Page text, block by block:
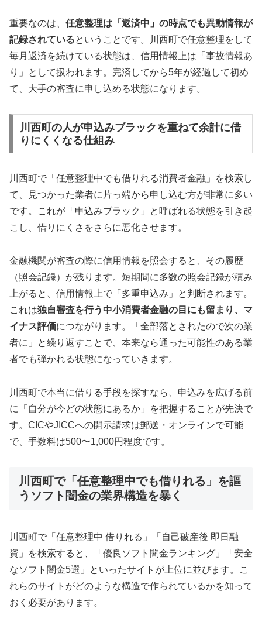
重要なのは、 任意整理は「返済中」の時点でも異動情報が
記録されているということです。川西町で任意整理をして
毎月返済を続けている状態は、信用情報上は「事故情報あ
り」として扱われます。完済してから5年が経過して初め
て、大手の審査に申し込める状態になります。
川西町の人が申込みブラックを重ねて余計に借
りにくくなる仕組み
川西町で「任意整理中でも借りれる消費者金融」を検索し
て、見つかった業者に片っ端から申し込む方が非常に多い
です。これが「申込みブラック」と呼ばれる状態を引き起
こし、借りにくさをさらに悪化させます。
金融機関が審査の際に信用情報を照会すると、その履歴
（照会記録）が残ります。短期間に多数の照会記録が積み
上がると、信用情報上で「多重申込み」と判断されます。
これは独自審査を行う中小消費者金融の目にも留まり、マ
イナス評価につながります。「全部落とされたので次の業
者に」と繰り返すことで、本来なら通った可能性のある業
者でも弾かれる状態になっていきます。
川西町で本当に借りる手段を探すなら、申込みを広げる前
に「自分が今どの状態にあるか」を把握することが先決で
す。CICやJICCへの開示請求は郵送・オンラインで可能
で、手数料は500〜1,000円程度です。
川西町で「任意整理中でも借りれる」を謳
うソフト闇金の業界構造を暴く
川西町で「任意整理中 借りれる」「自己破産後 即日融
資」を検索すると、「優良ソフト闇金ランキング」「安全
なソフト闇金5選」といったサイトが上位に並びます。こ
れらのサイトがどのような構造で作られているかを知って
おく必要があります。